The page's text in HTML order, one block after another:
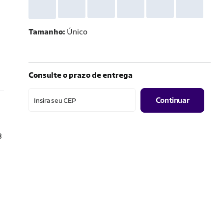
Tamanho Único
Consulte o prazo de entrega
Insira seu CEP Continuar